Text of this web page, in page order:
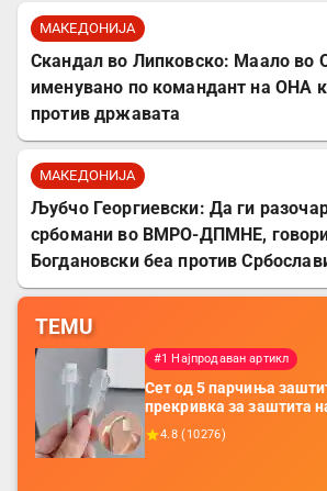
МАКЕДОНИЈА
Скандал во Липковско: Маало во
именувано по командант на ОНА
против државата
МАКЕДОНИЈА
Љубчо Георгиевски: Да ги
србомани во ВМРО-ДПМНЕ,
Богдановски беа против
TEMU
#1 Најпродаван артикл
Сет од 5 парчиња
прекривка за заштита
додатоци за заштита на
батерија, за мобилни
4.8 (10276)